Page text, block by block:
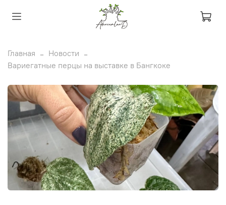
Главная
Новости
Вариегатные перцы на выставке в Бангкоке